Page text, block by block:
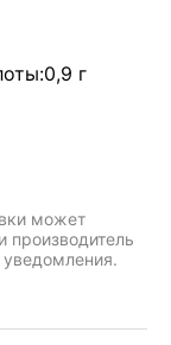
г
может
производитель
уведомления.